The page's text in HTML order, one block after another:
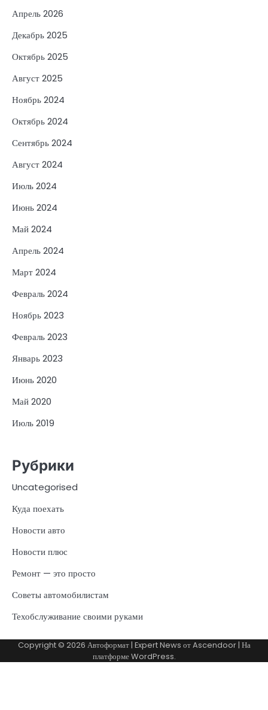
Апрель 2026
Декабрь 2025
Октябрь 2025
Август 2025
Ноябрь 2024
Октябрь 2024
Сентябрь 2024
Август 2024
Июль 2024
Июнь 2024
Май 2024
Апрель 2024
Март 2024
Февраль 2024
Ноябрь 2023
Февраль 2023
Январь 2023
Июнь 2020
Май 2020
Июль 2019
Рубрики
Uncategorised
Куда поехать
Новости авто
Новости плюс
Ремонт — это просто
Советы автомобилистам
Техобслуживание своими руками
Copyright © 2026 Автоформат| Expert News отAscendoor| На
платформеWordPress.